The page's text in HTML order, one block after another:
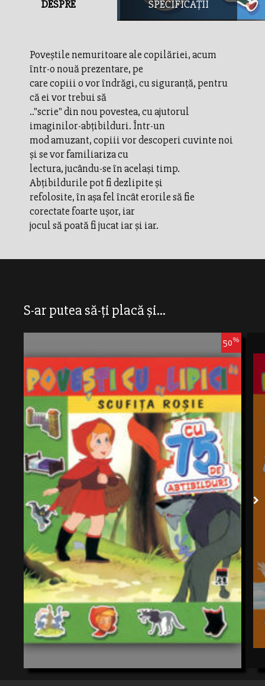
DESPRE SPECIFICAȚII
Poveştile nemuritoare ale copilăriei, acum
într-o nouă prezentare, pe
care copiii o vor îndrăgi, cu siguranţă, pentru
că ei vor trebui să
.."scrie" din nou povestea, cu ajutorul
imaginilor-abţibilduri. Într-un
mod amuzant, copiii vor descoperi cuvinte noi
şi se vor familiariza cu
lectura, jucându-se în acelaşi timp.
Abţibildurile pot fi dezlipite şi
refolosite, în aşa fel încât erorile să fie
corectate foarte uşor, iar
jocul să poată fi jucat iar şi iar.
S-ar putea să-ți placă și...
50%